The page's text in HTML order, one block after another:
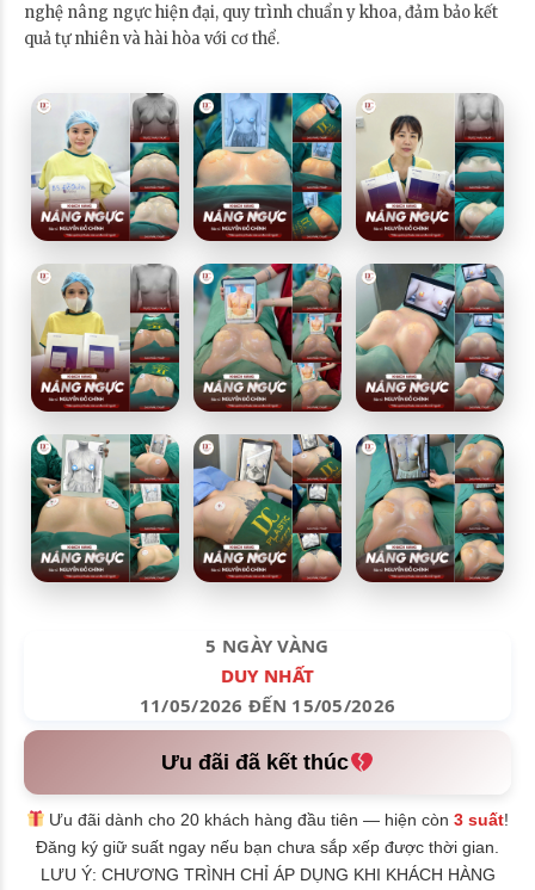
nghệ nâng ngực hiện đại, quy trình chuẩn y khoa, đảm bảo kết
quả tự nhiên và hài hòa với cơ thể.
5 NGÀY VÀNG
DUY NHẤT
11/05/2026 ĐẾN 15/05/2026
Ưu đãi đã kết thúc
Ưu đãi dành cho 20 khách hàng đầu tiên — hiện còn3 suất!
Đăng ký giữ suất ngay nếu bạn chưa sắp xếp được thời gian.
LƯU Ý: CHƯƠNG TRÌNH CHỈ ÁP DỤNG KHI KHÁCH HÀNG